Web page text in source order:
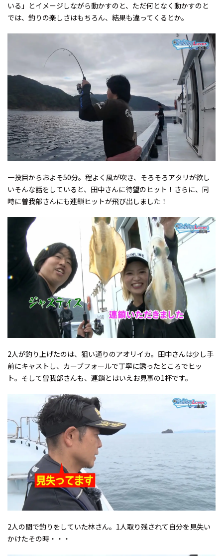
いる」とイメージしながら動かすのと、ただ何となく動かすのと
では、釣りの楽しさはもちろん、結果も違ってくるとか。
一投目からおよそ50分。程よく風が吹き、そろそろアタリが欲し
い――そんな話をしていると、田中さんに待望のヒット！さらに、同
時に曽我部さんにも連鎖ヒットが飛び出しました！
2人が釣り上げたのは、狙い通りのアオリイカ。田中さんは少し手
前にキャストし、カーブフォールで丁寧に誘ったところでヒッ
ト。そして曽我部さんも、連鎖とはいえお見事の1杯です。
2人の間で釣りをしていた林さん。1人取り残されて自分を見失い
かけたその時・・・